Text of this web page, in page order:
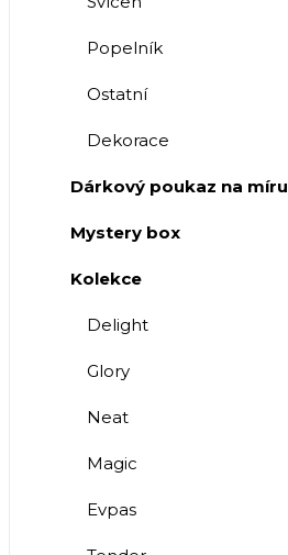
Popelník
Ostatní
Dekorace
Dárkový poukaz na míru
Mystery box
Kolekce
Delight
Glory
Neat
Magic
Evpas